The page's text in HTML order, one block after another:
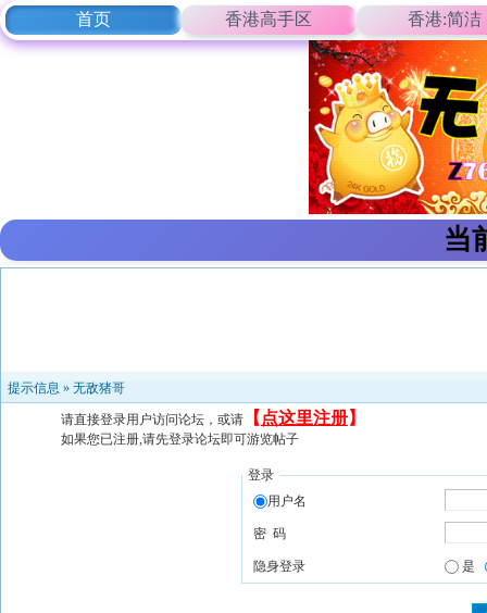
首页 香港高手区 香港:简洁
当
提示信息 » 无敌猪哥
请直接登录用户访问论坛，或请 【 点这里注册】
如果您已注册,请先登录论坛即可游览帖子
登录
用户名
密 码
隐身登录 是